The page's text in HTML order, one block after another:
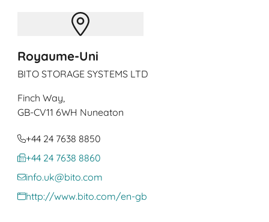
Royaume-Uni
BITO STORAGE SYSTEMS LTD
Finch Way,
GB-CV11 6WH Nuneaton
+44 24 7638 8850
+44 24 7638 8860
info.uk@bito.com
http://www.bito.com/en-gb